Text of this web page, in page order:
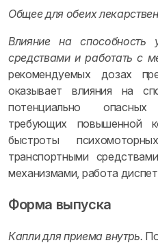
Общее для обеих
Влияние на способность
средствами и работать с
рекомендуемых дозах
оказывает влияния на
потенциально
требующих повышенной
быстроты
транспортными
механизмами, работа
Форма выпуска
Капли для приема внутрь.